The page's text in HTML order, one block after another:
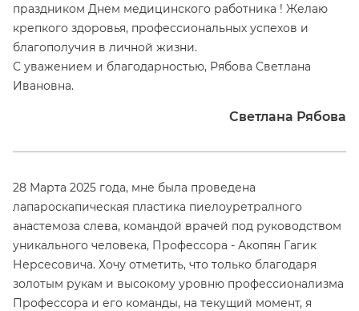
праздником Днем медицинского работника ! Желаю
крепкого здоровья, профессиональных успехов и
благополучия в личной жизни.
С уважением и благодарностью, Рябова Светлана
Ивановна.
Светлана Рябова
28 Марта 2025 года, мне была проведена
лапароскапическая пластика пиелоуретралного
анастемоза слева, командой врачей под руководством
уникального человека, Профессора - Акопян Гагик
Нерсесовича. Хочу отметить, что только благодаря
золотым рукам и высокому уровню профессионализма
Профессора и его команды, на текущий момент, я